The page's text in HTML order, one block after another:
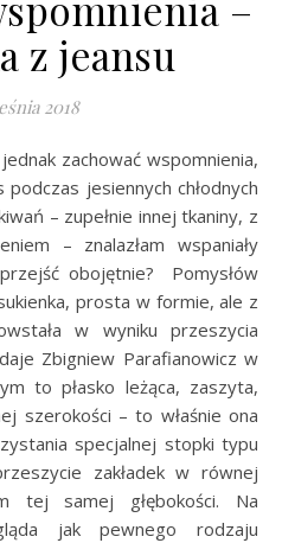
z jeansu
2018
jesiennych chłodnych
– zupełnie innej tkaniny, z
– znalazłam wspaniały
obojętnie? Pomysłów
prosta w formie, ale z
w wyniku przeszycia
Zbigniew Parafianowicz w
to płasko leżąca, zaszyta,
szerokości – to właśnie ona
specjalnej stopki typu
zakładek w równej
tej samej głębokości. Na
jak pewnego rodzaju